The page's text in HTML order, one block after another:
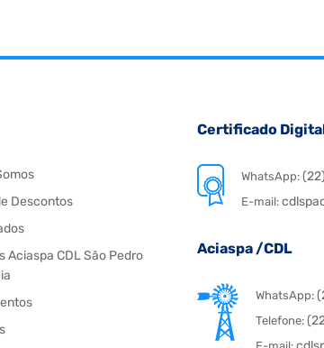
Descontos
Aciaspa CDL São Pedro
Certificado
WhatsApp:
E-mail:
Aciaspa /CDL
WhatsApp:
Telefone: